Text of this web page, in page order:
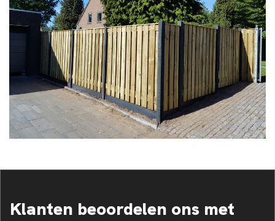
Klanten beoordelen ons met